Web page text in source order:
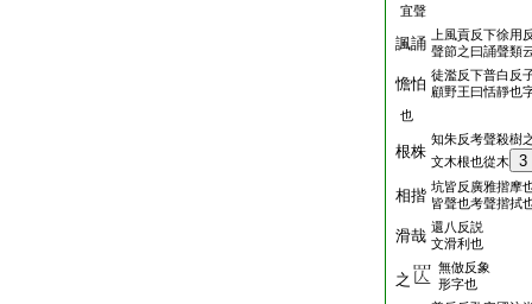
宜聲
諷誦
上風貢反下徐用
聲節之曰誦聲類
憺怕 徒濫反下普白反
顧野王曰恬靜也
也
根株
知朱反考聲殺樹
文木根也從木
3
相揩 坑皆反廣雅揩摩
皆聲也考聲揩拭
滑哉 還八反説
文滑利也
之
無倣反象
形字也